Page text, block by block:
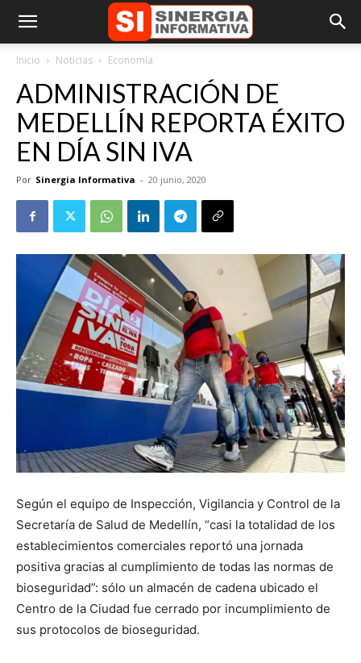
Inicio Noticias Economía
ADMINISTRACIÓN DE
MEDELLÍN REPORTA ÉXITO
EN DÍA SIN IVA
Por Sinergia Informativa - 20 junio, 2020
Según el equipo de Inspección, Vigilancia y Control de la
Secretaría de Salud de Medellín, “casi la totalidad de los
establecimientos comerciales reportó una jornada
positiva gracias al cumplimiento de todas las normas de
bioseguridad”: sólo un almacén de cadena ubicado el
Centro de la Ciudad fue cerrado por incumplimiento de
sus protocolos de bioseguridad.